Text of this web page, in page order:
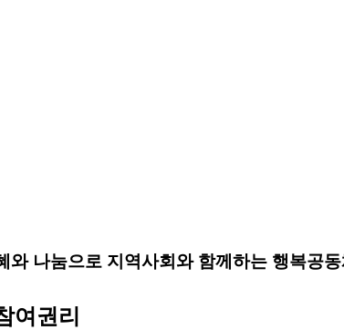
와 나눔으로 지역사회와 함께하는 행복공
여권리